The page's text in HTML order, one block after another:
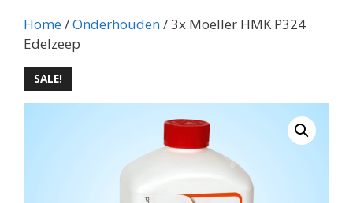
Home/Onderhouden/ 3x Moeller HMK P324
Edelzeep
SALE!